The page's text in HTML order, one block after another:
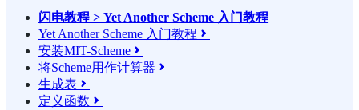
闪电教程 > Yet Another Scheme 入门教程
Yet Another Scheme 入门教程 
安装MIT-Scheme 
将Scheme用作计算器 
生成表 
定义函数 